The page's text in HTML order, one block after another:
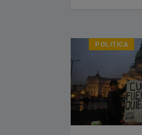
POLITICA